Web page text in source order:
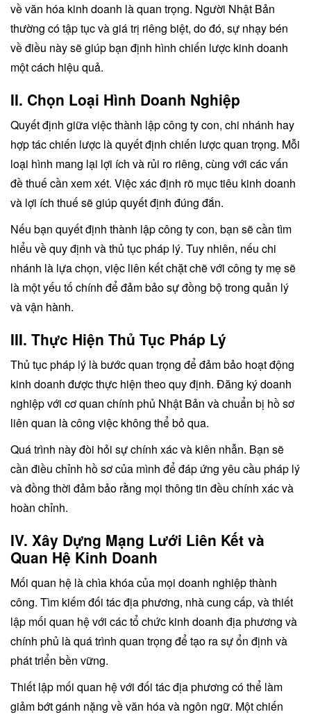
về văn hóa kinh doanh là quan trọng. Người Nhật Bản
thường có tập tục và giá trị riêng biệt, do đó, sự nhạy bén
về điều này sẽ giúp bạn định hình chiến lược kinh doanh
một cách hiệu quả.
II. Chọn Loại Hình Doanh Nghiệp
Quyết định giữa việc thành lập công ty con, chi nhánh hay
hợp tác chiến lược là quyết định chiến lược quan trọng. Mỗi
loại hình mang lại lợi ích và rủi ro riêng, cùng với các vấn
đề thuế cần xem xét. Việc xác định rõ mục tiêu kinh doanh
và lợi ích thuế sẽ giúp quyết định đúng đắn.
Nếu bạn quyết định thành lập công ty con, bạn sẽ cần tìm
hiểu về quy định và thủ tục pháp lý. Tuy nhiên, nếu chi
nhánh là lựa chọn, việc liên kết chặt chẽ với công ty mẹ sẽ
là một yếu tố chính để đảm bảo sự đồng bộ trong quản lý
và vận hành.
III. Thực Hiện Thủ Tục Pháp Lý
Thủ tục pháp lý là bước quan trọng để đảm bảo hoạt động
kinh doanh được thực hiện theo quy định. Đăng ký doanh
nghiệp với cơ quan chính phủ Nhật Bản và chuẩn bị hồ sơ
liên quan là công việc không thể bỏ qua.
Quá trình này đòi hỏi sự chính xác và kiên nhẫn. Bạn sẽ
cần điều chỉnh hồ sơ của mình để đáp ứng yêu cầu pháp lý
và đồng thời đảm bảo rằng mọi thông tin đều chính xác và
hoàn chỉnh.
IV. Xây Dựng Mạng Lưới Liên Kết và
Quan Hệ Kinh Doanh
Mối quan hệ là chìa khóa của mọi doanh nghiệp thành
công. Tìm kiếm đối tác địa phương, nhà cung cấp, và thiết
lập mối quan hệ với các tổ chức kinh doanh địa phương và
chính phủ là quá trình quan trọng để tạo ra sự ổn định và
phát triển bền vững.
Thiết lập mối quan hệ với đối tác địa phương có thể làm
giảm bớt gánh nặng về văn hóa và ngôn ngữ. Một chiến